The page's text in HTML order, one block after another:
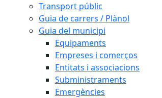
Transport públic
Guia de carrers / Plànol
Guia del municipi
Equipaments
Empreses i comerços
Entitats i associacions
Subministraments
Emergències